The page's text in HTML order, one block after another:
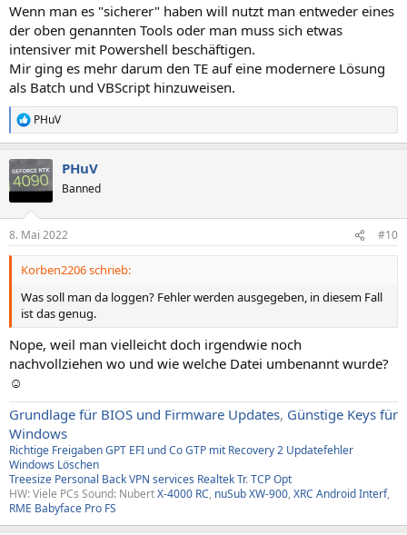
Wenn man es "sicherer" haben will nutzt man entweder eines
der oben genannten Tools oder man muss sich etwas
intensiver mit Powershell beschäftigen.
Mir ging es mehr darum den TE auf eine modernere Lösung
als Batch und VBScript hinzuweisen.
R
e
k
t
e
n
PHuV
PHuV
Banned
8. Mai 2022 #10
Korben2206 schrieb:
Was soll man da loggen? Fehler werden ausgegeben, in diesem Fall
ist das genug.
Nope, weil man vielleicht doch irgendwie noch
nachvollziehen wo und wie welche Datei umbenannt wurde?
☺️
Grundlage für BIOS und Firmware Updates, Günstige Keys für
Windows
Richtige FreigabenGPT EFI und CoGTP mit Recovery2 Updatefehler
Windows Löschen
Treesize Personal BackVPN services Realtek Tr.TCP Opt
HW: Viele PCs Sound: NubertX-4000 RC, nuSub XW-900, XRC Android Interf,
RME Babyface Pro FS